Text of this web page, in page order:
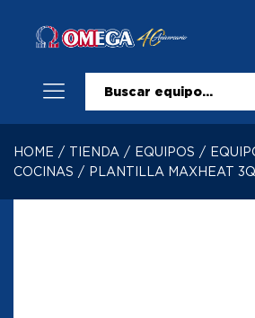
HOME / TIENDA / EQUIPOS /
COCINAS / PLANTILLA MAXHEAT 3Q